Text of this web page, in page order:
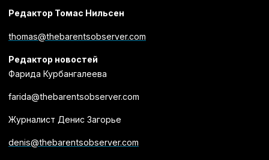
Редактор Томас Нильсен
thomas@thebarentsobserver.com
Редактор новостей
Фарида Курбангалеева
farida@thebarentsobserver.com
Журналист Денис Загорье
denis@thebarentsobserver.com